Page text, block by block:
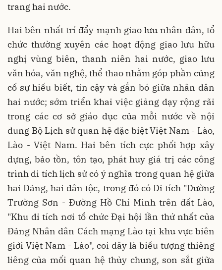
trang hai nước.
Hai bên nhất trí đẩy mạnh giao lưu nhân dân, tổ
chức thường xuyên các hoạt động giao lưu hữu
nghị vùng biên, thanh niên hai nước, giao lưu
văn hóa, văn nghệ, thể thao nhằm góp phần củng
cố sự hiểu biết, tin cậy và gắn bó giữa nhân dân
hai nước; sớm triển khai việc giảng dạy rộng rãi
trong các cơ sở giáo dục của mỗi nước về nội
dung Bộ Lịch sử quan hệ đặc biệt Việt Nam - Lào,
Lào - Việt Nam. Hai bên tích cực phối hợp xây
dựng, bảo tồn, tôn tạo, phát huy giá trị các công
trình di tích lịch sử có ý nghĩa trong quan hệ giữa
hai Đảng, hai dân tộc, trong đó có Di tích "Đường
Trường Sơn - Đường Hồ Chí Minh trên đất Lào,
"Khu di tích nơi tổ chức Đại hội lần thứ nhất của
Đảng Nhân dân Cách mạng Lào tại khu vực biên
giới Việt Nam - Lào", coi đây là biểu tượng thiêng
liêng của mối quan hệ thủy chung, son sắt giữa